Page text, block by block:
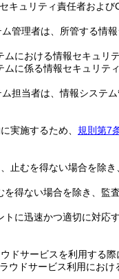
キュリティ責任者およ
管理者は、所管する情
における情報セキュリ
に係る情報セキュリテ
担当者は、情報システ
実施するため、 規則第7
止むを得ない場合を除
得ない場合を除き、監
に迅速かつ適切に対応す
ドサービスを利用する
ウドサービス利用にお